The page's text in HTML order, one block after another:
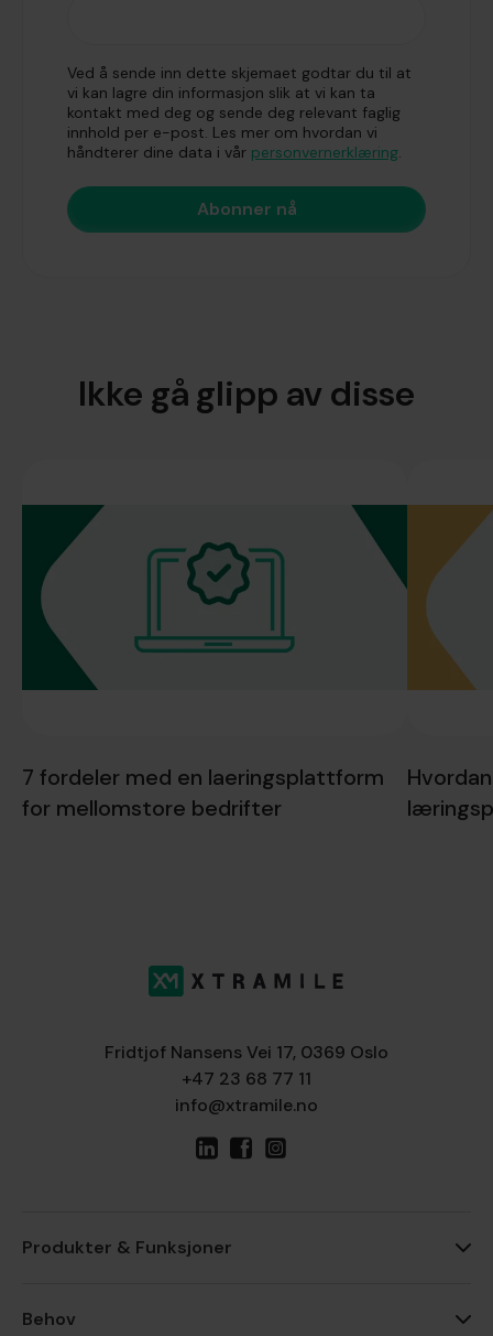
Ved å sende inn dette skjemaet godtar du til at
vi kan lagre din informasjon slik at vi kan ta
kontakt med deg og sende deg relevant faglig
innhold per e-post. Les mer om hvordan vi
håndterer dine data i vår personvernerklæring.
Ikke gå glipp av disse
7 fordeler med en laeringsplattform
for mellomstore bedrifter
Fridtjof Nansens Vei 17, 0369 Oslo
+47 23 68 77 11
info@xtramile.no
Produkter & Funksjoner
Behov